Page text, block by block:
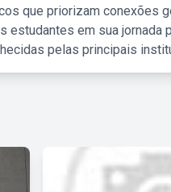
que priorizam conexões
estudantes em sua jornada
pelas principais